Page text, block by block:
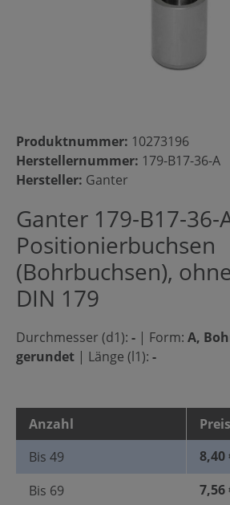
Produktnummer: 10273196
Herstellernummer: 179-B17-36-A
Hersteller: Ganter
Ganter 179-B17-36-
Positionierbuchsen
(Bohrbuchsen),
DIN 179
Durchmesser (d1): - | Form: A,
gerundet | Länge (l1): -
Anzahl
Bis 49
8,40
Bis 69
7,56